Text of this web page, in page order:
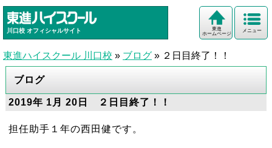
川口校 オフィシャルサイト メニュー
東進
ホームページ
東進ハイスクール 川口校 » ブログ » ２日目終了！！
ブログ
2019年 1月 20日 ２日目終了！！
担任助手１年の西田健です。